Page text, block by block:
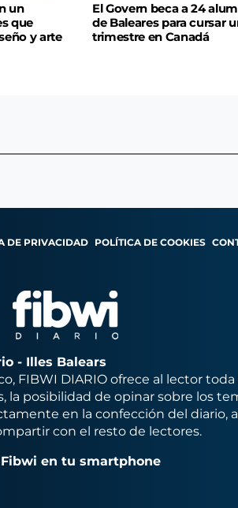
un
que
y arte
El Govern beca a 24
de Baleares para cursar
trimestre en Canadá
DE PRIVACIDAD POLÍTICA DE COOKIES
- Illes Balears
FIBWI DIARIO ofrece al lector
la posibilidad de opinar sobre los
en la confección del diario,
con el resto de lectores.
Fibwi en tu smartphone